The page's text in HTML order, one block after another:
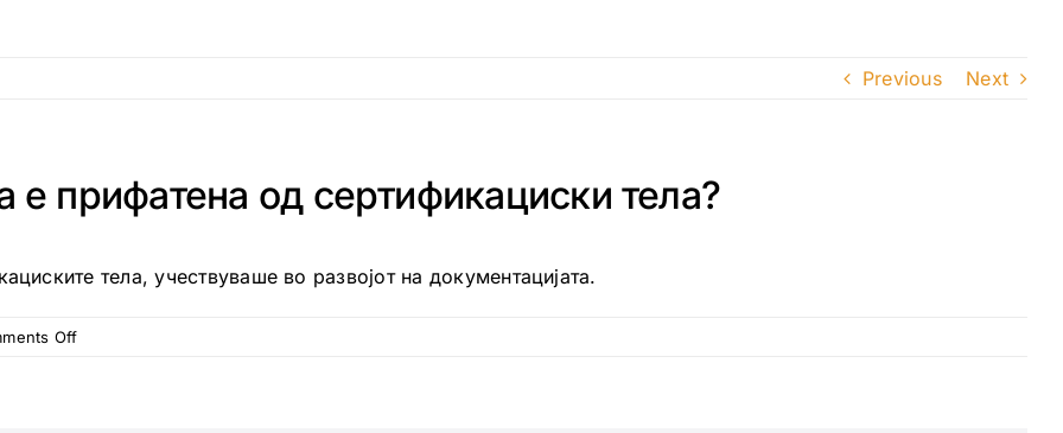
Previous Next
е прифатена од сертификациски тела?
тела, учествуваше во развојот на документацијата.
Offon